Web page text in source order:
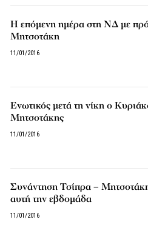
Η επόμενη ημέρα στη ΝΔ με
Μητσοτάκη
11/01/2016
Ενωτικός μετά τη νίκη ο
Μητσοτάκης
11/01/2016
Συνάντηση Τσίπρα –
αυτή την εβδομάδα
11/01/2016